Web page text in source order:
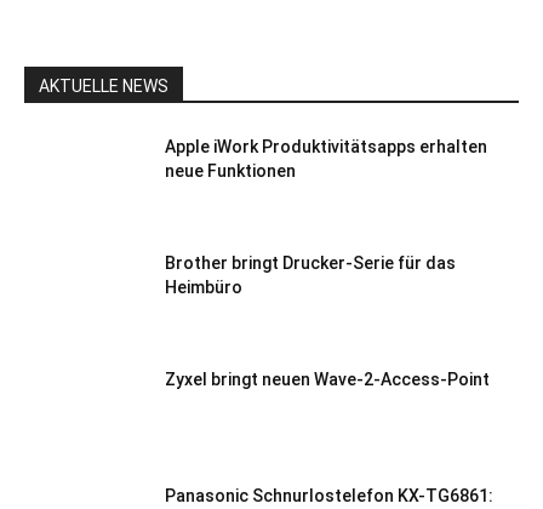
AKTUELLE NEWS
Apple iWork Produktivitätsapps erhalten
neue Funktionen
Brother bringt Drucker-Serie für das
Heimbüro
Zyxel bringt neuen Wave-2-Access-Point
Panasonic Schnurlostelefon KX-TG6861: